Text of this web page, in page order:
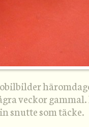
veckor
snutte som täcke.